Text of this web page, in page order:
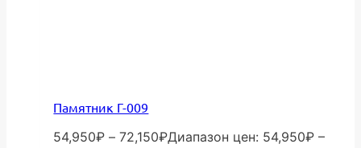
Памятник Г-009
54,950₽ – 72,150₽Диапазон цен: 54,950₽ –